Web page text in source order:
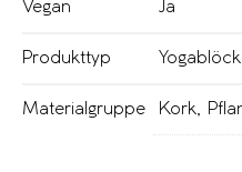
Vegan Ja
Produkttyp
Materialgruppe Kork